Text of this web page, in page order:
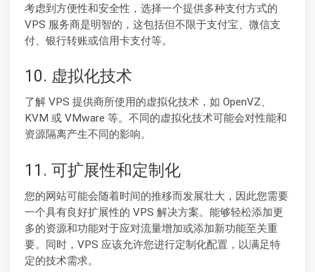
考虑到方便性和安全性，选择一个提供多种支付方式的
VPS 服务商是明智的，这包括但不限于支付宝、微信支
付、银行转账或信用卡支付等。
10. 虚拟化技术
了解 VPS 提供商所使用的虚拟化技术，如 OpenVZ、
KVM 或 VMware 等。不同的虚拟化技术可能会对性能和
资源隔离产生不同的影响。
11. 可扩展性和定制化
您的网站可能会随着时间的推移而发展壮大，因此您需要
一个具有良好扩展性的 VPS 解决方案。能够轻松添加更
多的资源和功能对于应对流量增加或添加新功能至关重
要。同时，VPS 应该允许您进行定制化配置，以满足特
定的技术需求。